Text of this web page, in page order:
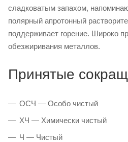
сладковатым запахом,
полярный апротонный
поддерживает горение. Широко
обезжиривания металлов.
Принятые
ОСЧ — Особо чистый
ХЧ — Химически чистый
Ч — Чистый